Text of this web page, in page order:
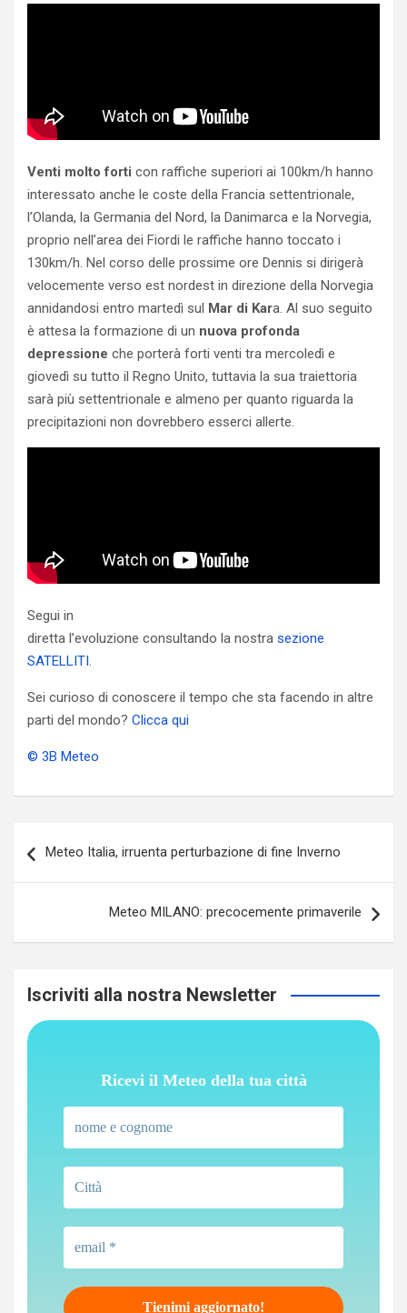
Venti molto forti con raffiche superiori ai 100km/h hanno
interessato anche le coste della Francia settentrionale,
l’Olanda, la Germania del Nord, la Danimarca e la Norvegia,
proprio nell’area dei Fiordi le raffiche hanno toccato i
130km/h. Nel corso delle prossime ore Dennis si dirigerà
velocemente verso est nordest in direzione della Norvegia
annidandosi entro martedì sul Mar di Kara. Al suo seguito
è attesa la formazione di un nuova profonda
depressione che porterà forti venti tra mercoledì e
giovedì su tutto il Regno Unito, tuttavia la sua traiettoria
sarà più settentrionale e almeno per quanto riguarda la
precipitazioni non dovrebbero esserci allerte.
Segui in
diretta l’evoluzione consultando la nostra sezione
SATELLITI.
Sei curioso di conoscere il tempo che sta facendo in altre
parti del mondo? Clicca qui
© 3B Meteo
articoli
Meteo Italia, irruenta perturbazione di fine Inverno
Meteo MILANO: precocemente primaverile
Iscriviti alla nostra Newsletter
Ricevi il Meteo della tua città